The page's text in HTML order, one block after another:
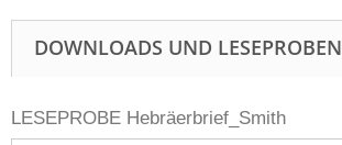
DOWNLOADS UND LESEPROBEN
LESEPROBE Hebräerbrief_Smith